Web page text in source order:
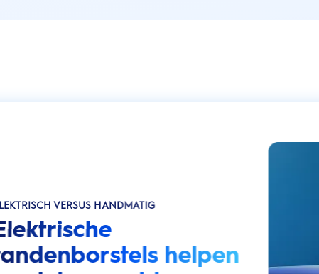
VERSUS HANDMATIG
helpen